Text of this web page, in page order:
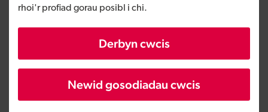
rhoi'r profiad gorau posibl i chi.
Derbyn cwcis
Newid gosodiadau cwcis